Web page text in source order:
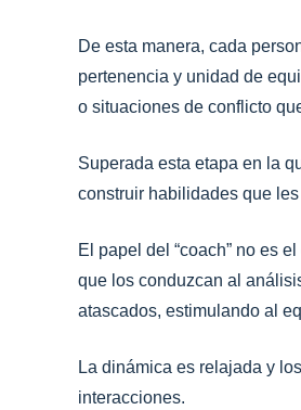
De esta manera, cada
pertenencia y unidad de
o situaciones de conflicto
Superada esta etapa en la
construir habilidades que
El papel del “coach” no es
que los conduzcan al
atascados, estimulando al
La dinámica es relajada y
interacciones.